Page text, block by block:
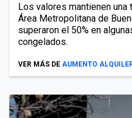
Los valores mantienen una
Área Metropolitana de
superaron el 50% en
congelados.
VER MÁS DE AUMENTO